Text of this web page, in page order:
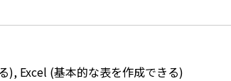
), Excel (基本的な表を作成できる)